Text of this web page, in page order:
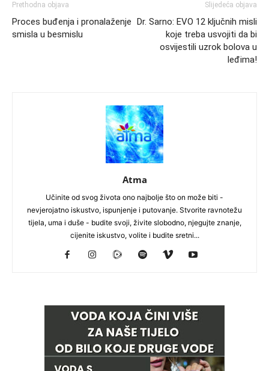
Prethodna objava
Proces buđenja i pronalaženje
smisla u besmislu
Slijedeća objava
Dr. Sarno: EVO 12 ključnih misli
koje treba usvojiti da bi
osvijestili uzrok bolova u
leđima!
Atma
Učinite od svog života ono najbolje što on može biti -
nevjerojatno iskustvo, ispunjenje i putovanje. Stvorite ravnotežu
tijela, uma i duše - budite svoji, živite slobodno, njegujte znanje,
cijenite iskustvo, volite i budite sretni...